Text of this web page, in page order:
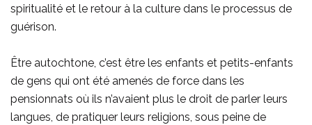
spiritualité et le retour à la culture dans le processus de
guérison.
Être autochtone, c’est être les enfants et petits-enfants
de gens qui ont été amenés de force dans les
pensionnats où ils n’avaient plus le droit de parler leurs
langues, de pratiquer leurs religions, sous peine de